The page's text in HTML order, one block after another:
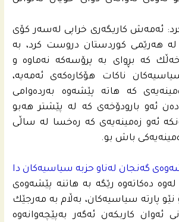
ئه‌مه‌ش كاریگه‌رى خراپى له‌سه‌ر كۆى
هه‌رێمى كوردستان دروست كرد، به‌
كه‌ بڕواى به‌ پرۆسه‌كه‌ نه‌ماوه‌ و
ناكات هۆكاره‌كه‌ى ئه‌مه‌یه‌،
كه‌ هاته‌ پێشه‌وه‌ به‌رده‌وامى
ئه‌و بارودۆخه‌ى كه‌ له‌ پێشتر هه‌بو
ئه‌و زه‌مینه‌یه‌ى كه‌ ره‌خسا له‌ ساڵى
ده‌كاته‌وه‌ رێگه‌ به‌ هاتنه‌ پێشه‌وه‌ى
پارته‌ سیاسیه‌كان، به‌ڵام به‌ مه‌رجێك
ئه‌وان كاربكه‌ن ئه‌گه‌ر به‌پێچه‌وانه‌وه‌